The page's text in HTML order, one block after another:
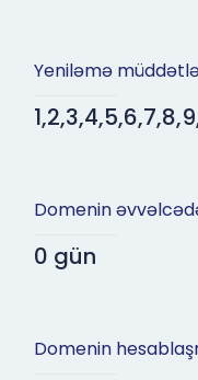
Yeniləmə
Domenin
0 gün
Domenin